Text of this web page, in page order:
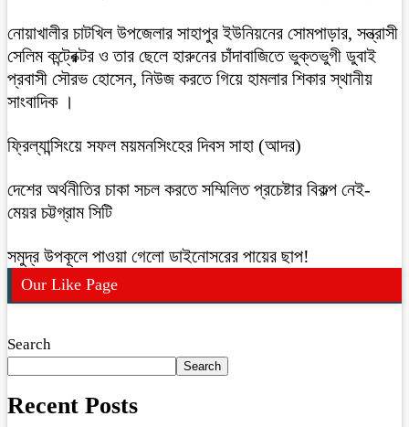
নোয়াখালীর চাটখিল উপজেলার সাহাপুর ইউনিয়নের সোমপাড়ার, সন্ত্রাসী
সেলিম কন্ট্রেক্টর ও তার ছেলে হারুনের চাঁদাবাজিতে ভুক্তভুগী ডুবাই
প্রবাসী সৌরভ হোসেন, নিউজ করতে গিয়ে হামলার শিকার স্থানীয়
সাংবাদিক ।
ফ্রিল্যান্সিংয়ে সফল ময়মনসিংহের দিবস সাহা (আদর)
দেশের অর্থনীতির চাকা সচল করতে সম্মিলিত প্রচেষ্টার বিকল্প নেই-
মেয়র চট্টগ্রাম সিটি
সমুদ্র উপকূলে পাওয়া গেলো ডাইনোসরের পায়ের ছাপ!
Our Like Page
Search
Search
Recent Posts